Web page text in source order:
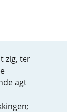
zig, ter
agt